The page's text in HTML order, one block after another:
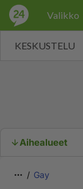
Valikko
KESKUSTELU
Aihealueet
Gay